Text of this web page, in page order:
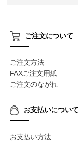
ご注文について
ご注文方法
FAXご注文用紙
ご注文のながれ
お支払いについて
お支払い方法